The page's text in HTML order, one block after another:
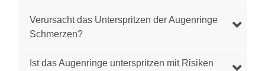
Verursacht das Unterspritzen der Augenringe
Schmerzen?
Ist das Augenringe unterspritzen mit Risiken